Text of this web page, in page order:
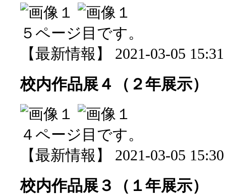
５ページ目です。
【最新情報】 2021-03-05
校内作品展４（２年展示）
４ページ目です。
【最新情報】 2021-03-05
校内作品展３（１年展示）